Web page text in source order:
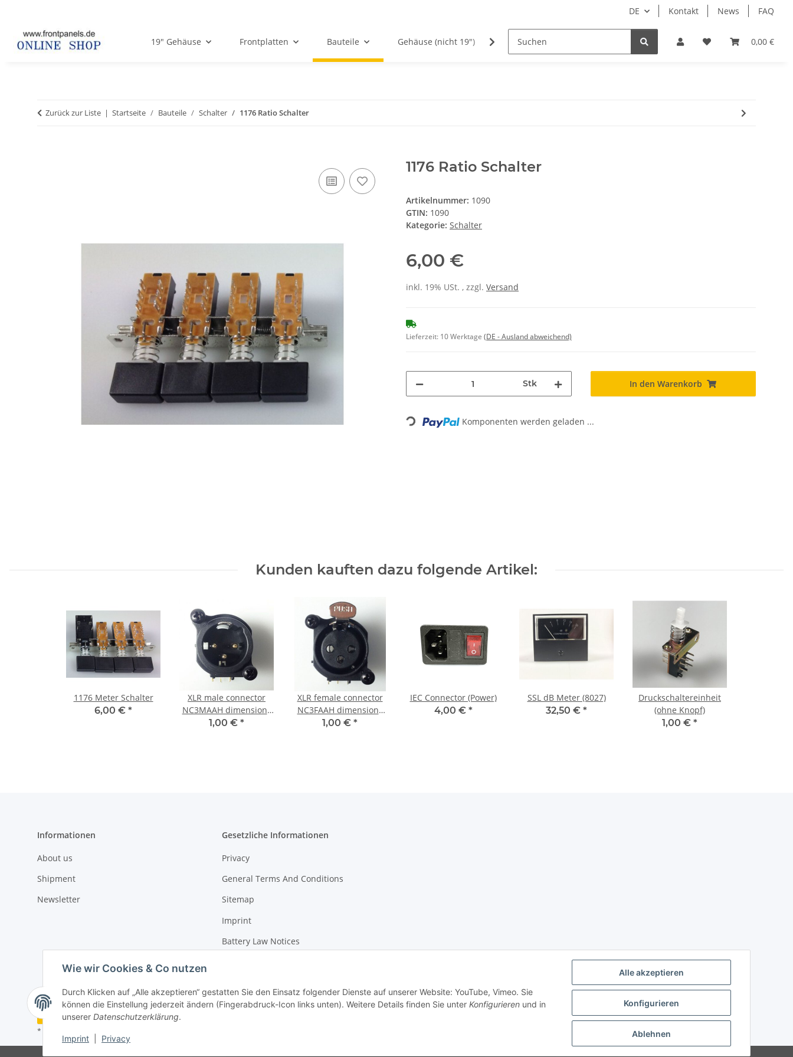
Alle akzeptieren
Konfigurieren
Ablehnen
Wie wir Cookies & Co nutzen
Durch Klicken auf „Alle akzeptieren“ gestatten Sie den Einsatz folgender Dienste auf unserer Website: YouTube, Vimeo. Sie
können die Einstellung jederzeit ändern (Fingerabdruck-Icon links unten). Weitere Details finden Sie unter Konfigurieren und in
unserer Datenschutzerklärung.
Imprint Privacy
DE Kontakt News FAQ
0,00 €
19" Gehäuse Frontplatten Bauteile Gehäuse (nicht 19") PCBs
Zurück zur Liste Startseite Bauteile Schalter 1176 Ratio Schalter
1176 Ratio Schalter
Artikelnummer: 1090
GTIN: 1090
Kategorie: Schalter
6,00 €
inkl. 19% USt. , zzgl. Versand
Lieferzeit: 10 Werktage (DE - Ausland abweichend)
Stk In den Warenkorb
Loading... Komponenten werden geladen ...
Kunden kauften dazu folgende Artikel:
1176 Meter Schalter
6,00 € *
XLR male connector
NC3MAAH dimensions
(with Screws)
1,00 € *
XLR female connector
NC3FAAH dimensions
(with Screws)
1,00 € *
IEC Connector (Power)
4,00 € *
SSL dB Meter (8027)
32,50 € *
Druckschaltereinheit
(ohne Knopf)
1,00 € *
Informationen
About us
Shipment
Newsletter
Gesetzliche Informationen
Privacy
General Terms And Conditions
Sitemap
Imprint
Battery Law Notices
Vertrag widerrufen
* Alle Preise inkl. gesetzlicher USt., zzgl.